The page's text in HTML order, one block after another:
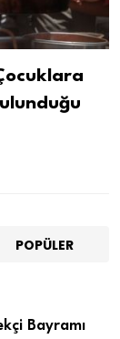
POPÜLER
Bayramı